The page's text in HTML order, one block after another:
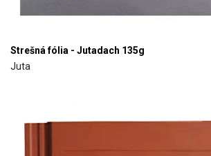
Strešná fólia - Jutadach 135g
Juta